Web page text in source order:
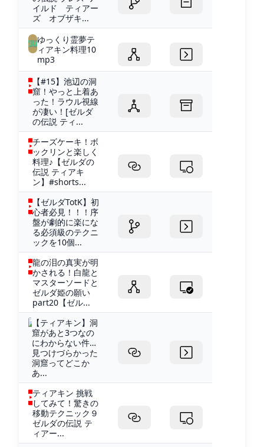
イルド ティアー
ズ オブザキ...
ゆっくり霊夢テ
ィアキン料理10
mp3
【#15】池辺の洞
窟！やっと上着あ
った！ラウル視線
が凄い！[ゼルダ
の伝説 ティ...
チーズケーキ！ボ
ックリンと楽しく
料理♪【ゼルダの
伝説 ティアキ
ン】#shorts...
【ゼルダTotK】初
心者必見！！！序
盤が劇的に楽にな
る必須級のテクニ
ックを10個...
龍の泪の真実が明
かされる！白龍と
マスターソードと
ゼルダ姫の願い
part20【ゼル...
【ティアキン】洞
窟があと3つなの
にわからない件…
見つけづらかった
洞窟ってどこか
あ...
ティアキン 挑戦
してみて！驚きの
移動テクニック９
ゼルダの伝説 テ
ィアー...